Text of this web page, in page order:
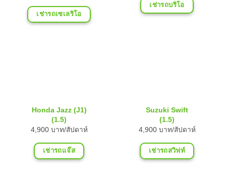
เช่ารถเซเลริโอ
เช่ารถบริโอ
Honda Jazz (J1)
(1.5)
4,900 บาท/สัปดาห์
เช่ารถแจ๊ส
Suzuki Swift
(1.5)
4,900 บาท/สัปดาห์
เช่ารถสวิฟท์